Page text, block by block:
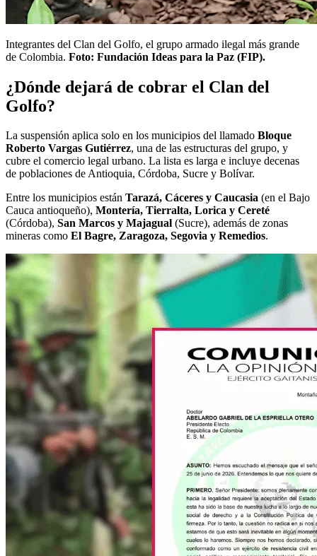
Integrantes del Clan del Golfo, el grupo armado ilegal más grande
de Colombia. Foto: Fundación Ideas para la Paz (FIP).
¿Dónde dejará de cobrar el Clan del
Golfo?
La suspensión aplica solo en los municipios del llamado Bloque
Roberto Vargas Gutiérrez, una de las estructuras del grupo, y
cubre el comercio legal urbano. La lista es larga e incluye decenas
de poblaciones de Antioquia, Córdoba, Sucre y Bolívar.
Entre los municipios están Tarazá, Cáceres y Caucasia (en el Bajo
Cauca antioqueño), Montería, Tierralta, Lorica y Cereté
(Córdoba), San Marcos y Majagual (Sucre), además de zonas
mineras como El Bagre, Zaragoza, Segovia y Remedios.